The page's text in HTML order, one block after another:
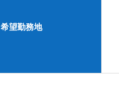
希望勤務地